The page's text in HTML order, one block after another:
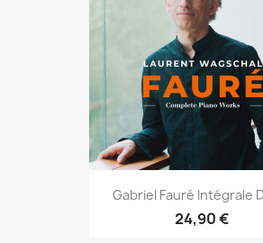
Gabriel Fauré Intégrale
24,90 €